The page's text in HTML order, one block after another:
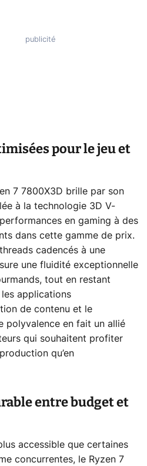
pour le jeu et
7 7800X3D brille par son
à la technologie 3D V-
en gaming à des
dans cette gamme de prix.
cadencés à une
une fluidité exceptionnelle
tout en restant
les applications
de contenu et le
polyvalence en fait un allié
qui souhaitent profiter
qu’en
entre budget et
accessible que certaines
concurrentes, le Ryzen 7